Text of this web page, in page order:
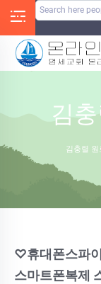
김
김충렬
♡휴대폰스파
스마트폰복제